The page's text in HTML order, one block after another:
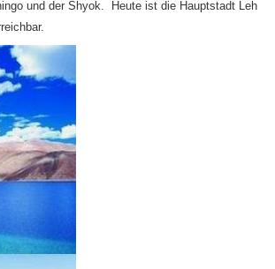
und der Shyok. Heute ist die Hauptstadt Leh